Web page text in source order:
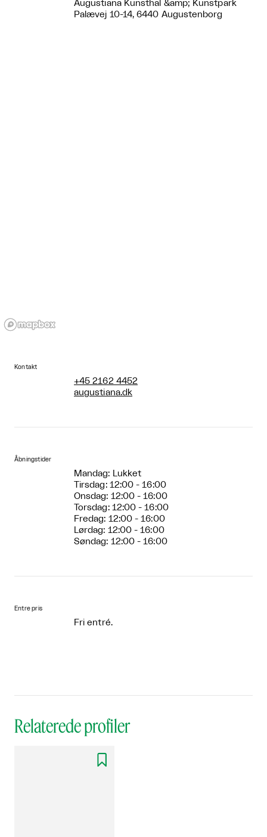
Augustiana Kunsthal &amp; Kunstpark
Palævej 10-14, 6440 Augustenborg
Kontakt
+45 2162 4452
augustiana.dk
Åbningstider
Mandag: Lukket
Tirsdag: 12:00 - 16:00
Onsdag: 12:00 - 16:00
Torsdag: 12:00 - 16:00
Fredag: 12:00 - 16:00
Lørdag: 12:00 - 16:00
Søndag: 12:00 - 16:00
Entre pris
Fri entré.
Relaterede profiler
